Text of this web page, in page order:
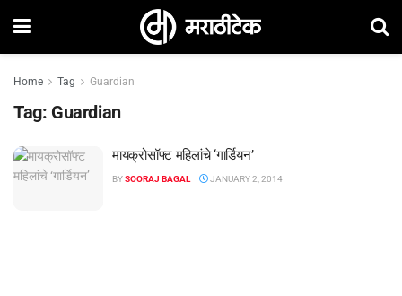
Home Tag Guardian
Tag: Guardian
मायक्रोसॉफ्ट महिलांचे ‘गार्डियन’
BYSOORAJ BAGAL JANUARY 2, 2014